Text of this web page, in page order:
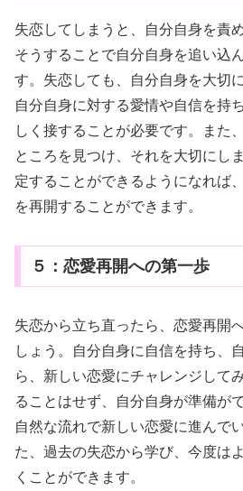
失恋してしまうと、自分自身を責
そうすることで自分自身を追い込
す。失恋しても、自分自身を大切
自分自身に対する愛情や自信を持
しく接することが必要です。また
ところを見つけ、それを大切にし
定することができるようになれば
を再開することができます。
５：恋愛再開への第一歩
失恋から立ち直ったら、恋愛再開
しょう。自分自身に自信を持ち、
ら、新しい恋愛にチャレンジして
ることはせず、自分自身が準備が
自然な流れで新しい恋愛に進んで
た、過去の失恋から学び、今度は
くことができます。